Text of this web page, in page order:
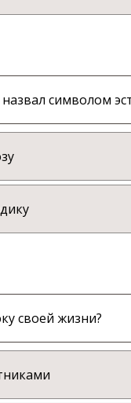
символом
своей жизни?